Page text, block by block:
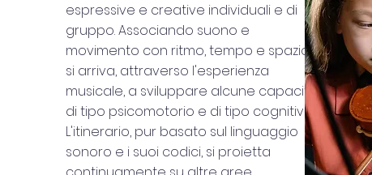
espressive e creative individuali e di
gruppo. Associando suono e
movimento con ritmo, tempo e spazio
si arriva, attraverso l'esperienza
musicale, a sviluppare alcune capacità
di tipo psicomotorio e di tipo cognitivo.
L'itinerario, pur basato sul linguaggio
sonoro e i suoi codici, si proietta